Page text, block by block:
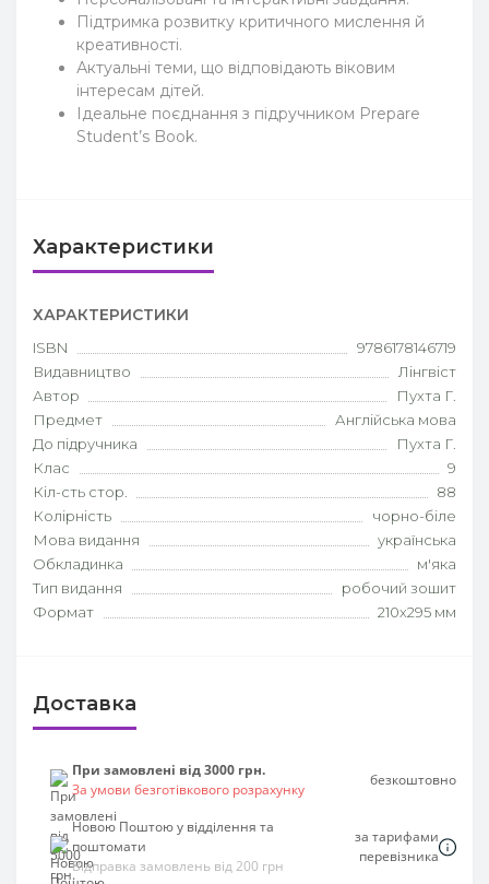
Підтримка розвитку критичного мислення й
креативності.
Актуальні теми, що відповідають віковим
інтересам дітей.
Ідеальне поєднання з підручником Prepare
Student’s Book.
Характеристики
ХАРАКТЕРИСТИКИ
ISBN
9786178146719
Видавництво
Лінгвіст
Автор
Пухта Г.
Предмет
Англійська мова
До підручника
Пухта Г.
Клас
9
Кіл-сть стор.
88
Колірність
чорно-біле
Мова видання
українська
Обкладинка
м'яка
Тип видання
робочий зошит
Формат
210х295 мм
Доставка
При замовлені від 3000 грн.
За умови безготівкового розрахунку
безкоштовно
Новою Поштою у відділення та
поштомати
Відправка замовлень від 200 грн
за тарифами
перевізника